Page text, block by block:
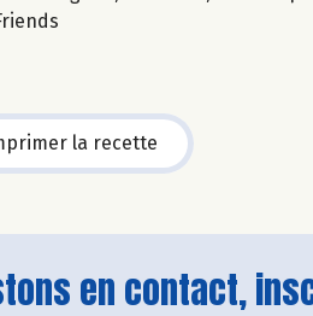
la recette
en contact,